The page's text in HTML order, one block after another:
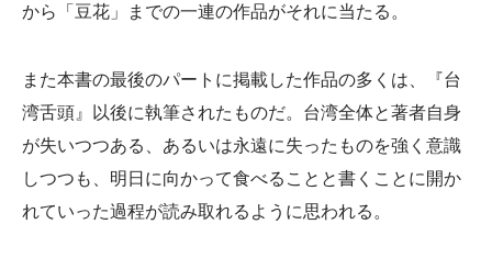
から「豆花」までの一連の作品がそれに当たる。
また本書の最後のパートに掲載した作品の多くは、『台
湾舌頭』以後に執筆されたものだ。台湾全体と著者自身
が失いつつある、あるいは永遠に失ったものを強く意識
しつつも、明日に向かって食べることと書くことに開か
れていった過程が読み取れるように思われる。